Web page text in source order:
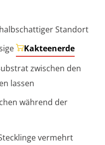
Standort
Kakteenerde
zwischen den
lassen
während der
vermehrt